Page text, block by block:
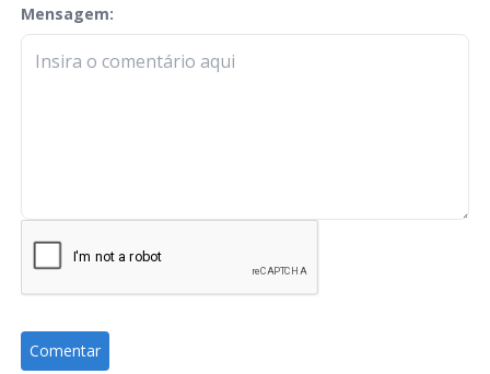
Mensagem:
check-terms